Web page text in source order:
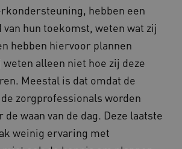
hebben een
hun toekomst, weten wat zij
hebben hiervoor plannen
alleen niet hoe zij deze
Meestal is dat omdat de
zorgprofessionals worden
waan van de dag. Deze laatste
weinig ervaring met